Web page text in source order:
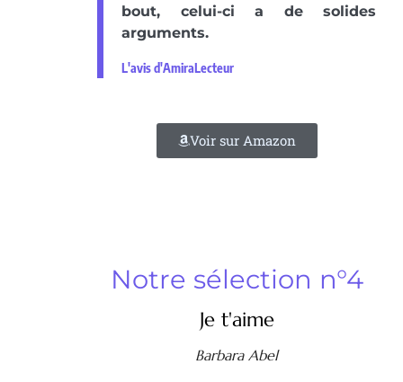
bout, celui-ci a de solides
arguments.
L'avis d'AmiraLecteur
Voir sur Amazon
Notre sélection n°4
Je t'aime
Barbara Abel